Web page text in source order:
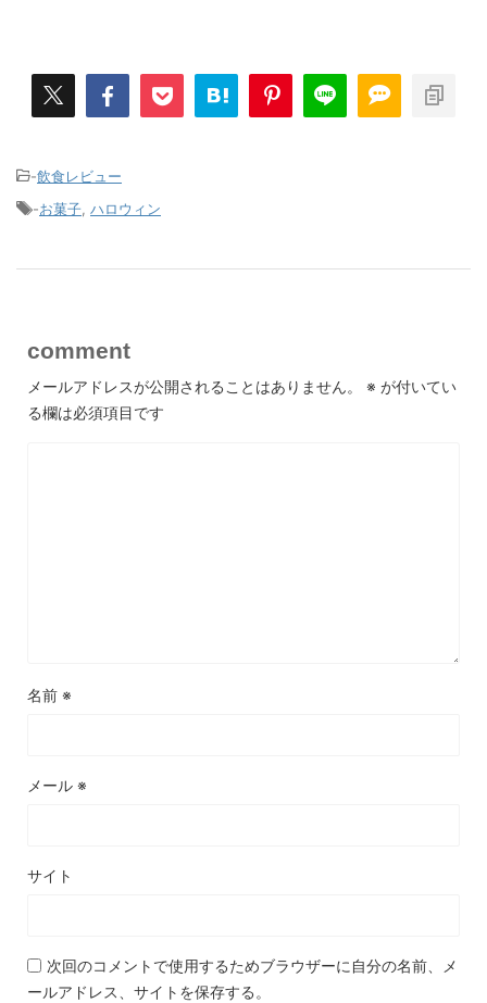
-飲食レビュー
-お菓子, ハロウィン
comment
メールアドレスが公開されることはありません。 ※ が付いてい
る欄は必須項目です
名前 ※
メール ※
サイト
次回のコメントで使用するためブラウザーに自分の名前、メ
ールアドレス、サイトを保存する。